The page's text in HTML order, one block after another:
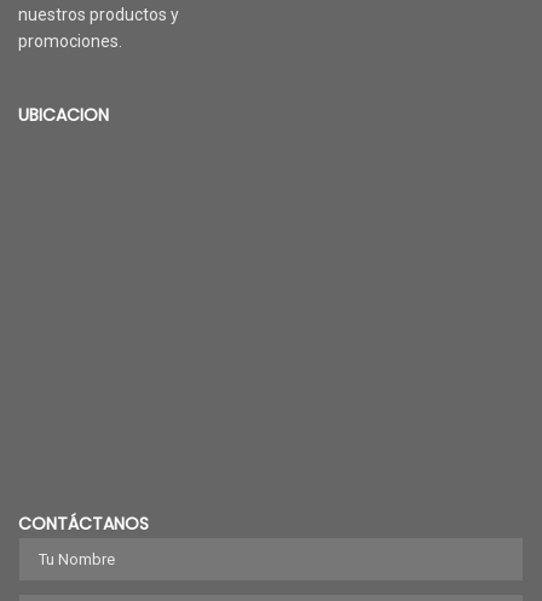
nuestros productos y
promociones.
UBICACION
CONTÁCTANOS